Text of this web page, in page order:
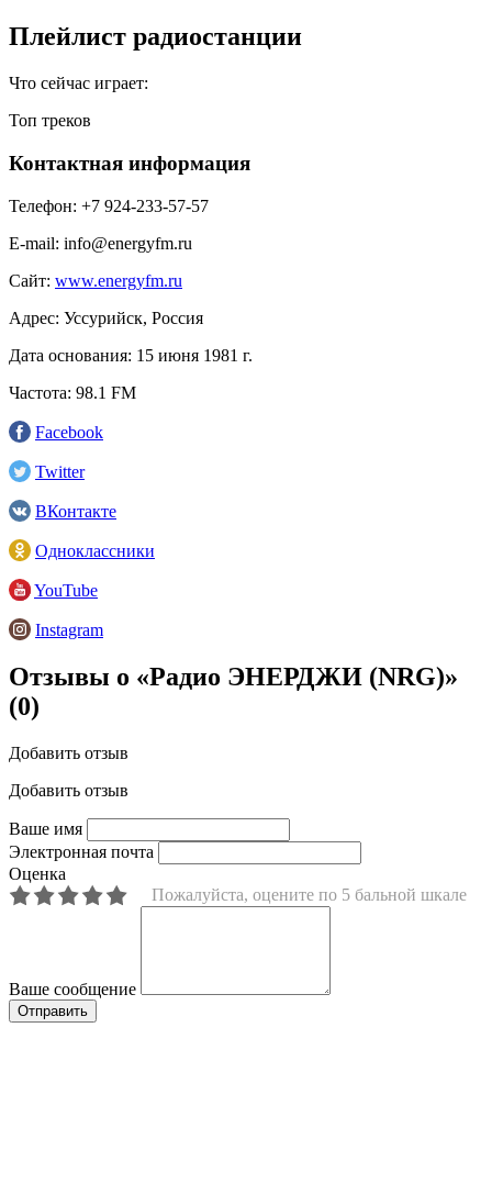
Плейлист радиостанции
Что сейчас играет:
Топ треков
Контактная информация
Телефон: +7 924-233-57-57
E-mail: info@energyfm.ru
Сайт: www.energyfm.ru
Адрес: Уссурийск, Россия
Дата основания: 15 июня 1981 г.
Частота: 98.1 FM
Facebook
Twitter
ВКонтакте
Одноклассники
YouTube
Instagram
Отзывы о «Радио ЭНЕРДЖИ (NRG)»
(0)
Добавить отзыв
Добавить отзыв
Ваше имя
Электронная почта
Оценка
Пожалуйста, оцените по 5 бальной шкале
Ваше сообщение